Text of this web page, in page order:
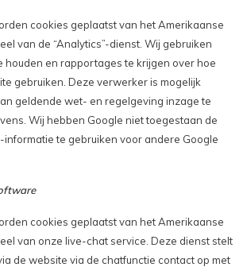
cookies geplaatst van het Amerikaanse
van de “Analytics”-dienst. Wij gebruiken
houden en rapportages te krijgen over hoe
gebruiken. Deze verwerker is mogelijk
geldende wet- en regelgeving inzage te
Wij hebben Google niet toegestaan de
te gebruiken voor andere Google
cookies geplaatst van het Amerikaanse
van onze live-chat service. Deze dienst stelt
de website via de chatfunctie contact op met